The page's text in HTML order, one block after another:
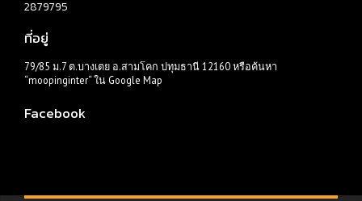
2879795
ที่อยู่
79/85 ม.7 ต.บางเตย อ.สามโคก ปทุมธานี 12160 หรือค้นหา
“moopinginter“ ใน Google Map
Facebook